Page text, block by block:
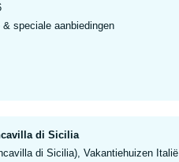
speciale aanbiedingen
di Sicilia
di Sicilia), Vakantiehuizen Italië